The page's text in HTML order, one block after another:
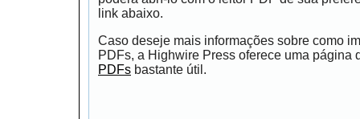
link abaixo.
Caso deseje mais informações sobre como
PDFs, a Highwire Press oferece uma página
PDFs bastante útil.